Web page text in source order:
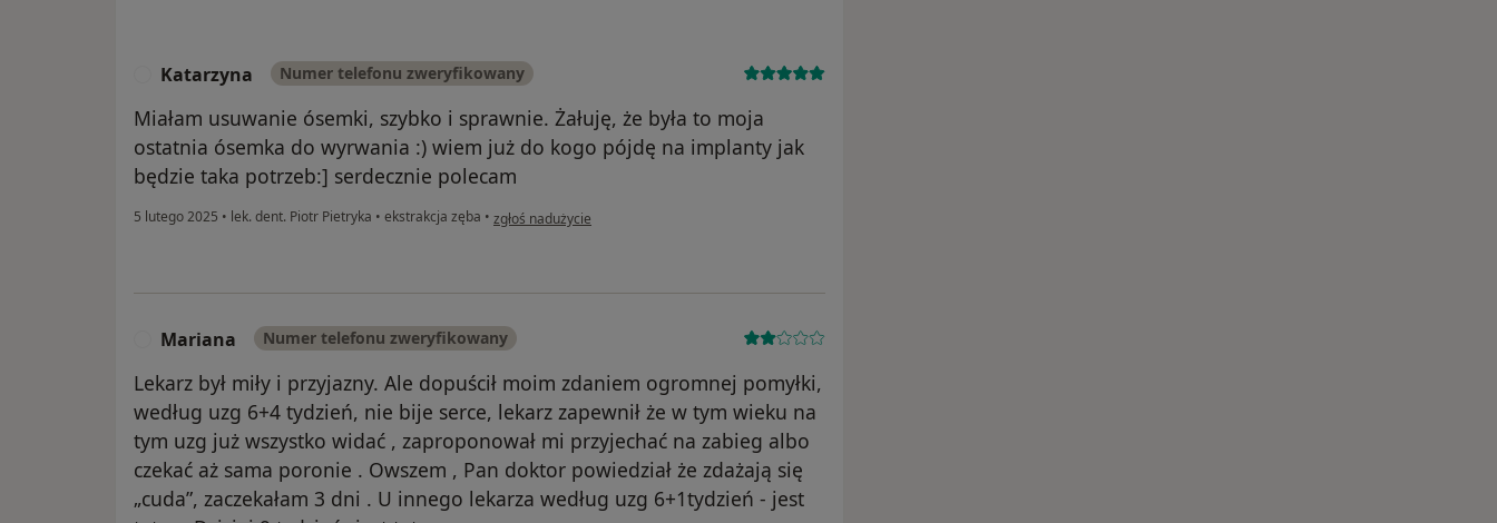
Katarzyna Numer telefonu zweryfikowany
Miałam usuwanie ósemki, szybko i sprawnie. Żałuję, że była to moja
ostatnia ósemka do wyrwania :) wiem już do kogo pójdę na implanty jak
będzie taka potrzeb:] serdecznie polecam
5 lutego 2025 • lek. dent. Piotr Pietryka • ekstrakcja zęba • w opinii użytkownika Katarzyna
zgłoś nadużycie
Mariana Numer telefonu zweryfikowany
Lekarz był miły i przyjazny. Ale dopuścił moim zdaniem ogromnej pomyłki,
według uzg 6+4 tydzień, nie bije serce, lekarz zapewnił że w tym wieku na
tym uzg już wszystko widać , zaproponował mi przyjechać na zabieg albo
czekać aż sama poronie . Owszem , Pan doktor powiedział że zdażają się
„cuda”, zaczekałam 3 dni . U innego lekarza według uzg 6+1tydzień - jest